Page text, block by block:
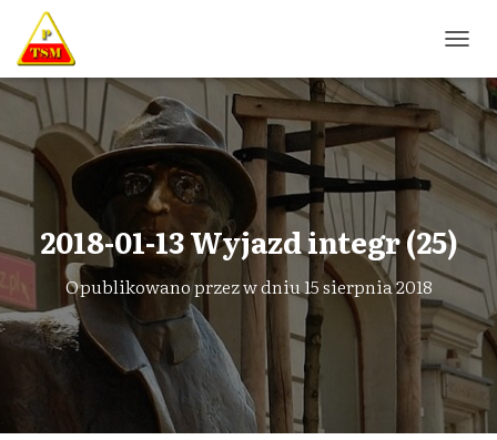
R
Z
Ą
C
Z
A
I
G
C
J
2018-01-13 Wyjazd integr (25)
Opublikowano przezw dniu15 sierpnia 2018